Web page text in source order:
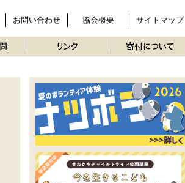
サイトマップ
協会概要
お問い合わせ